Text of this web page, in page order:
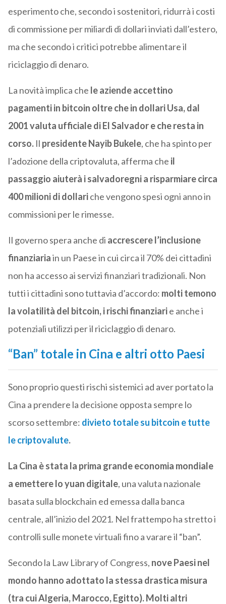
esperimento che, secondo i sostenitori, ridurrà i costi
di commissione per miliardi di dollari inviati dall’estero,
ma che secondo i critici potrebbe alimentare il
riciclaggio di denaro.
La novità implica che le aziende accettino
pagamenti in bitcoin oltre che in dollari Usa, dal
2001 valuta ufficiale di El Salvador e che resta in
corso.Il presidente Nayib Bukele, che ha spinto per
l’adozione della criptovaluta, afferma che il
passaggio aiuterà i salvadoregni a risparmiare circa
400 milioni di dollariche vengono spesi ogni anno in
commissioni per le rimesse.
Il governo spera anche di accrescere l’inclusione
finanziariain un Paese in cui circa il 70% dei cittadini
non ha accesso ai servizi finanziari tradizionali. Non
tutti i cittadini sono tuttavia d’accordo: molti temono
la volatilità del bitcoin, i rischi finanziarie anche i
potenziali utilizzi per il riciclaggio di denaro.
“Ban” totale in Cina e altri otto Paesi
Sono proprio questi rischi sistemici ad aver portato la
Cina a prendere la decisione opposta sempre lo
scorso settembre: divieto totale su bitcoin e tutte
le criptovalute.
La Cina è stata la prima grande economia mondiale
a emettere lo yuan digitale, una valuta nazionale
basata sulla blockchain ed emessa dalla banca
centrale, all’inizio del 2021. Nel frattempo ha stretto i
controlli sulle monete virtuali fino a varare il “ban”.
Secondo la Law Library of Congress, nove Paesi nel
mondo hanno adottato la stessa drastica misura
(tra cui Algeria, Marocco, Egitto). Molti altri